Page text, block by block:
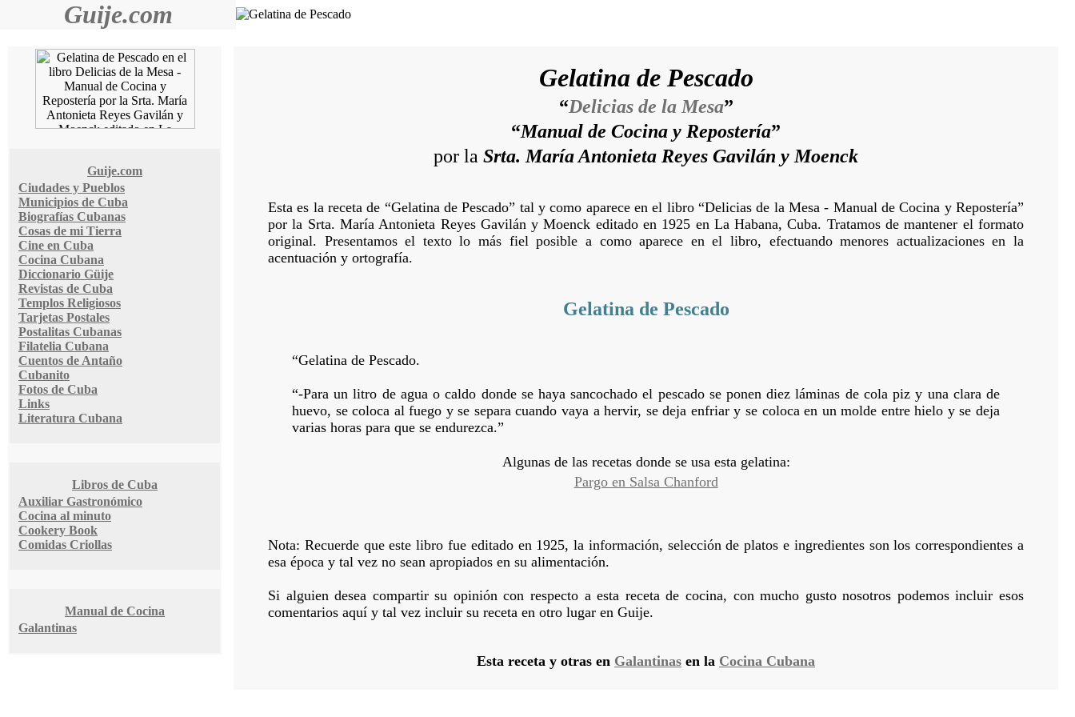
Guije.com
Guije.com
Ciudades y Pueblos
Municipios de Cuba
Biografías Cubanas
Cosas de mi Tierra
Cine en Cuba
Cocina Cubana
Diccionario Güije
Revistas de Cuba
Templos Religiosos
Tarjetas Postales
Postalitas Cubanas
Filatelia Cubana
Cuentos de Antaño
Cubanito
Fotos de Cuba
Links
Literatura Cubana
Libros de Cuba
Auxiliar Gastronómico
Cocina al minuto
Cookery Book
Comidas Criollas
Manual de Cocina
Galantinas
Gelatina de Pescado
“Delicias de la Mesa”
“Manual de Cocina y Repostería”
por la Srta. María Antonieta Reyes Gavilán y Moenck
Esta es la receta de “Gelatina de Pescado” tal y como aparece en el libro “Delicias de la Mesa - Manual de Cocina y Repostería”
por la Srta. María Antonieta Reyes Gavilán y Moenck editado en 1925 en La Habana, Cuba. Tratamos de mantener el formato
original. Presentamos el texto lo más fiel posible a como aparece en el libro, efectuando menores actualizaciones en la
acentuación y ortografía.
Gelatina de Pescado
“Gelatina de Pescado.
“-Para un litro de agua o caldo donde se haya sancochado el pescado se ponen diez láminas de cola piz y una clara de
huevo, se coloca al fuego y se separa cuando vaya a hervir, se deja enfriar y se coloca en un molde entre hielo y se deja
varias horas para que se endurezca.”
Algunas de las recetas donde se usa esta gelatina:
Pargo en Salsa Chanford
Nota: Recuerde que este libro fue editado en 1925, la información, selección de platos e ingredientes son los correspondientes a
esa época y tal vez no sean apropiados en su alimentación.
Si alguien desea compartir su opinión con respecto a esta receta de cocina, con mucho gusto nosotros podemos incluir esos
comentarios aquí y tal vez incluir su receta en otro lugar en Guije.
Esta receta y otras en Galantinas en la Cocina Cubana